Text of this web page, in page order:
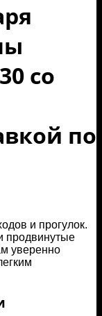
со
по
и прогулок.
продвинутые
уверенно